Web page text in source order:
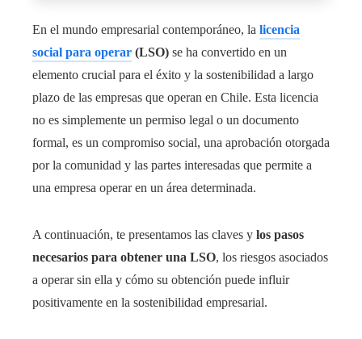
En el mundo empresarial contemporáneo, la licencia
social para operar (LSO) se ha convertido en un
elemento crucial para el éxito y la sostenibilidad a largo
plazo de las empresas que operan en Chile. Esta licencia
no es simplemente un permiso legal o un documento
formal, es un compromiso social, una aprobación otorgada
por la comunidad y las partes interesadas que permite a
una empresa operar en un área determinada.
A continuación, te presentamos las claves y los pasos
necesarios para obtener una LSO, los riesgos asociados
a operar sin ella y cómo su obtención puede influir
positivamente en la sostenibilidad empresarial.